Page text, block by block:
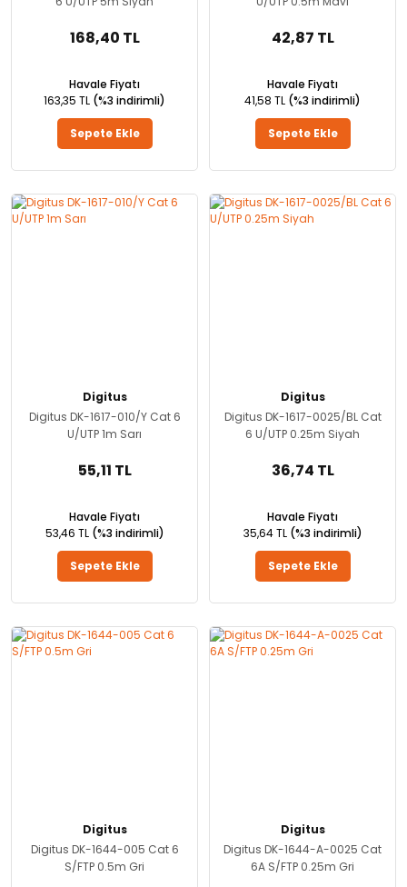
168,40 TL
Havale Fiyatı
163,35 TL (%3 indirimli)
Sepete Ekle
42,87 TL
Havale Fiyatı
41,58 TL (%3 indirimli)
Sepete Ekle
Digitus
Digitus DK-1617-010/Y Cat 6
U/UTP 1m Sarı
55,11 TL
Havale Fiyatı
53,46 TL (%3 indirimli)
Sepete Ekle
Digitus
Digitus DK-1617-0025/BL Cat
6 U/UTP 0.25m Siyah
36,74 TL
Havale Fiyatı
35,64 TL (%3 indirimli)
Sepete Ekle
Digitus
Digitus DK-1644-005 Cat 6
S/FTP 0.5m Gri
Digitus
Digitus DK-1644-A-0025 Cat
6A S/FTP 0.25m Gri